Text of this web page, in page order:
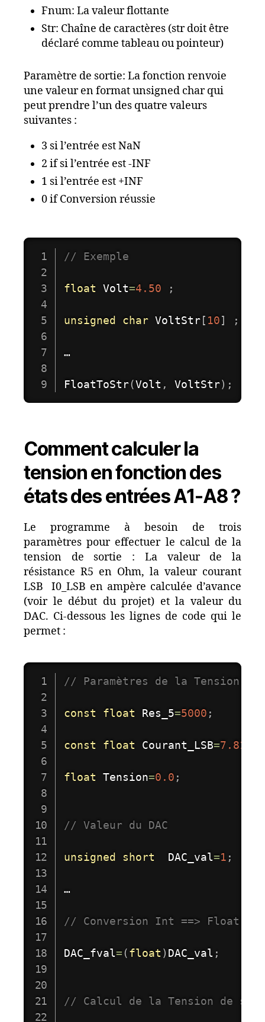
Fnum: La valeur flottante
Str: Chaîne de caractères (str doit être
déclaré comme tableau ou pointeur)
Paramètre de sortie: La fonction renvoie
une valeur en format unsigned char qui
peut prendre l’un des quatre valeurs
suivantes :
3 si l’entrée est NaN
2 if si l’entrée est -INF
1 si l’entrée est +INF
0 if Conversion réussie
// Exemple
float Volt=4.50 ;
unsigned char VoltStr [ 10] ;
…
FloatToStr(Volt , VoltStr) ;
Comment calculer la
tension en fonction des
états des entrées A1-A8 ?
Le programme à besoin de trois
paramètres pour effectuer le calcul de la
tension de sortie : La valeur de la
résistance R5 en Ohm, la valeur courant
LSB I0_LSB en ampère calculée d’avance
(voir le début du projet) et la valeur du
DAC. Ci-dessous les lignes de code qui le
permet :
// Paramètres de la Tension
const float Res_5=5000 ;
const float Courant_LSB=
float Tension=0.0 ;
// Valeur du DAC
unsigned short
  DAC_val
=1 ;
…
// Conversion Int ==> Float
DAC_fval=(float ) DAC_val ;
// Calcul de la Tension de